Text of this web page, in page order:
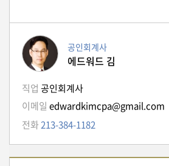
미
국
이
용
수
칙
안
확
공인회계사
에드워드 김
직업 공인회계사
이메일 edwardkimcpa@gmail.com
전화213-384-1182